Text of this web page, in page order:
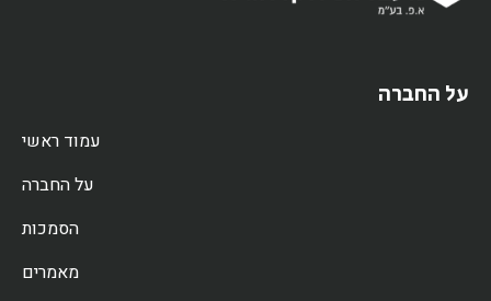
על החברה
עמוד ראשי
על החברה
הסמכות
מאמרים